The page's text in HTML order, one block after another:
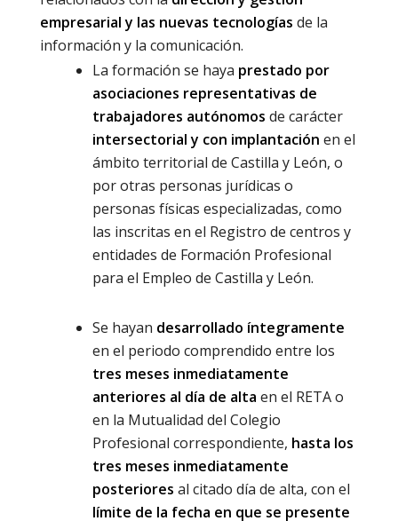
empresarial y las nuevas tecnologías de la
información y la comunicación.
La formación se haya prestado por
asociaciones representativas de
trabajadores autónomos de carácter
intersectorial y con implantación en el
ámbito territorial de Castilla y León, o
por otras personas jurídicas o
personas físicas especializadas, como
las inscritas en el Registro de centros y
entidades de Formación Profesional
para el Empleo de Castilla y León.
Se hayan desarrollado íntegramente
en el periodo comprendido entre los
tres meses inmediatamente
anteriores al día de alta en el RETA o
en la Mutualidad del Colegio
Profesional correspondiente, hasta los
tres meses inmediatamente
posteriores al citado día de alta, con el
límite de la fecha en que se presente